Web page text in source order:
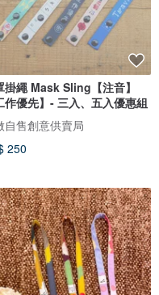
掛繩 Mask Sling【注音】
作優先】- 三入、五入優惠組
自售創意供賣局
250